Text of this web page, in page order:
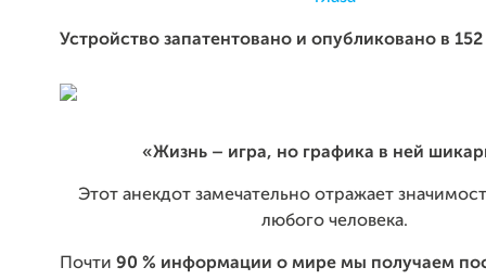
Устройство запатентовано и опубликовано в
«Жизнь – игра, но графика в ней
Этот анекдот замечательно отражает
любого человека.
Почти 90 % информации о мире мы получаем